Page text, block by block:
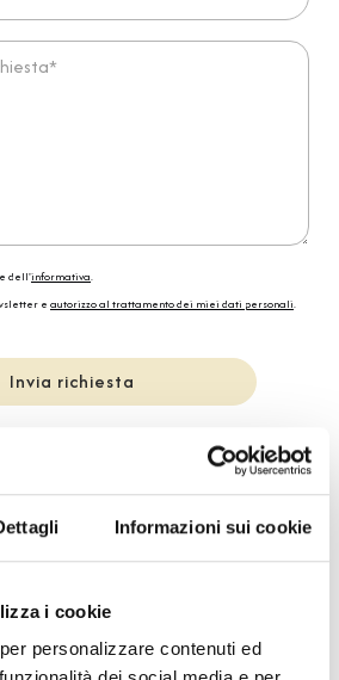
Informazioni sui cookie
i cookie
personalizzare contenuti ed
dell'informativa.
e autorizzo al trattamento dei miei dati personali.
Invia richiesta
Reso facile e veloce
PRONTA consegna
Gratuita